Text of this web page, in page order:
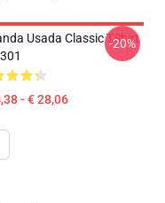
Usada Classic TShirt
- € 28,06
-20%